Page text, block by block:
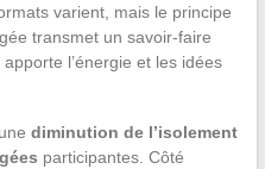
varient, mais le principe
transmet un savoir-faire
l’énergie et les idées
diminution de l’isolement
participantes. Côté